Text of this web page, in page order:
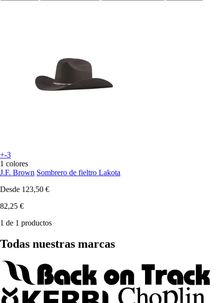
+-3
1 colores
J.F. Brown Sombrero de fieltro Lakota
Desde 123,50 €
82,25 €
1 de 1 productos
Todas nuestras marcas